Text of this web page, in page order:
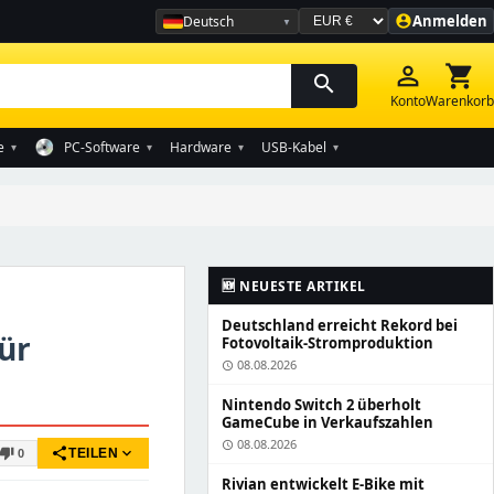
Deutsch
Währung auswählen account_circleAnmelden
search person_outline
Konto
shopping_cart
Warenkorb
▾ PC-Software ▾ Hardware ▾ USB-Kabel ▾
thumb_down 0 shareTEILEN expand_more
🆕 NEUESTE ARTIKEL
Deutschland erreicht Rekord bei
Fotovoltaik-Stromproduktion
schedule 08.08.2026
Nintendo Switch 2 überholt
GameCube in Verkaufszahlen
schedule 08.08.2026
Rivian entwickelt E-Bike mit